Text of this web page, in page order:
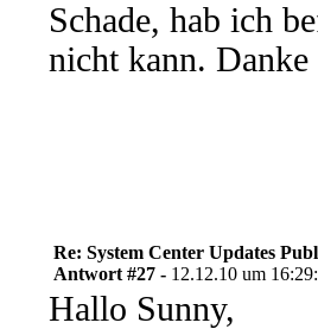
Schade, hab ich
nicht kann.
Re: System Center Updates
Antwort #27 - 12.12.10 um
Hallo Sunny,